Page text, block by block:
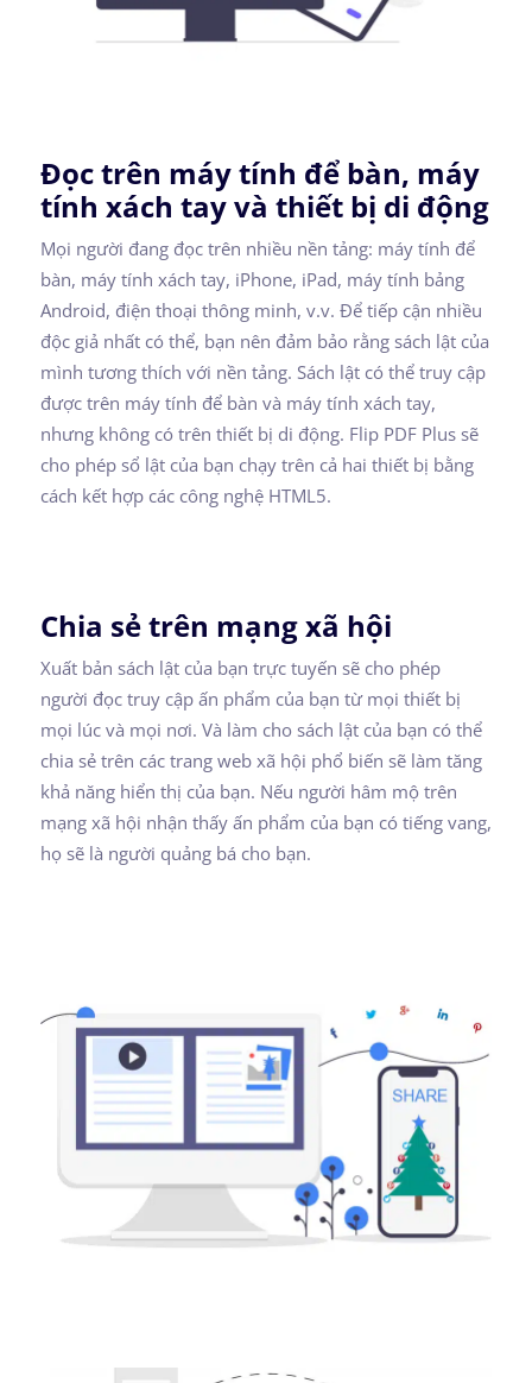
Đọc trên máy tính để bàn, máy
tính xách tay và thiết bị di động
Mọi người đang đọc trên nhiều nền tảng: máy tính để
bàn, máy tính xách tay, iPhone, iPad, máy tính bảng
Android, điện thoại thông minh, v.v. Để tiếp cận nhiều
độc giả nhất có thể, bạn nên đảm bảo rằng sách lật của
mình tương thích với nền tảng. Sách lật có thể truy cập
được trên máy tính để bàn và máy tính xách tay,
nhưng không có trên thiết bị di động. Flip PDF Plus sẽ
cho phép sổ lật của bạn chạy trên cả hai thiết bị bằng
cách kết hợp các công nghệ HTML5.
Chia sẻ trên mạng xã hội
Xuất bản sách lật của bạn trực tuyến sẽ cho phép
người đọc truy cập ấn phẩm của bạn từ mọi thiết bị
mọi lúc và mọi nơi. Và làm cho sách lật của bạn có thể
chia sẻ trên các trang web xã hội phổ biến sẽ làm tăng
khả năng hiển thị của bạn. Nếu người hâm mộ trên
mạng xã hội nhận thấy ấn phẩm của bạn có tiếng vang,
họ sẽ là người quảng bá cho bạn.